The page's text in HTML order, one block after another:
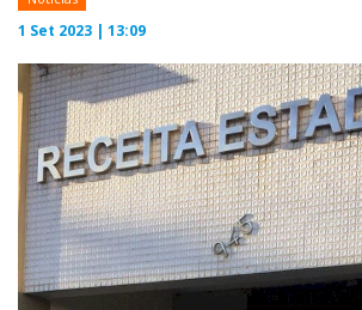
1 Set 2023 | 13:09